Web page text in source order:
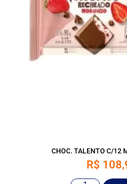
CHOC. TALENTO C/12
R$